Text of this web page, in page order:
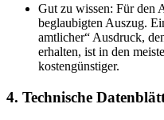
Gut zu wissen: Für den
beglaubigten Auszug.
amtlicher“ Ausdruck,
erhalten, ist in den
kostengünstiger.
4. Technische